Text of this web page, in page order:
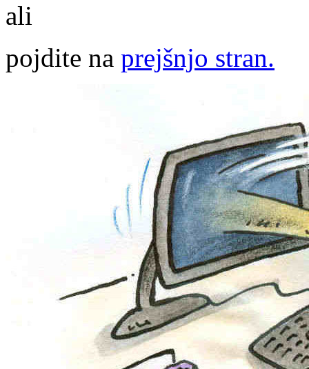
ali
pojdite na prejšnjo stran.